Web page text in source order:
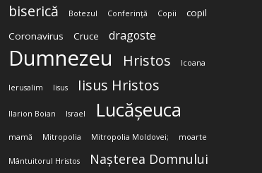
biserică Botezul Conferință Copii
copil
Coronavirus
Cruce dragoste
Dumnezeu Hristos Icoana
Ierusalim Iisus Iisus Hristos
Ilarion Boian Israel Lucășeuca
mamă Mitropolia Mitropolia Moldovei; moarte
Mântuitorul Hristos Nașterea Domnului